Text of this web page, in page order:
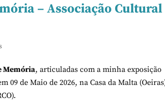
– Associação Cultural
Memória, articuladas com a minha exposição
09 de Maio de 2026, na Casa da Malta